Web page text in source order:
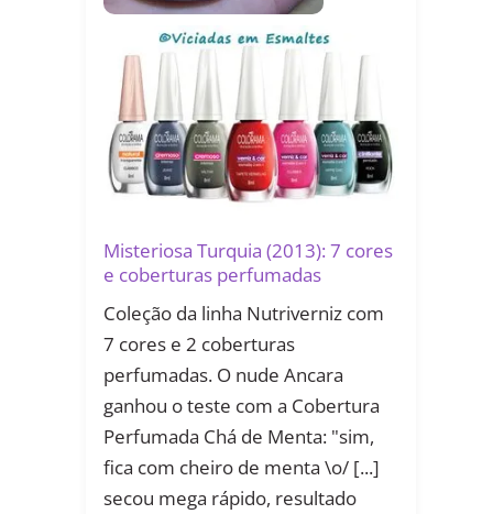
Misteriosa Turquia (2013): 7 cores
e coberturas perfumadas
Coleção da linha Nutriverniz com
7 cores e 2 coberturas
perfumadas. O nude Ancara
ganhou o teste com a Cobertura
Perfumada Chá de Menta: "sim,
fica com cheiro de menta \o/ [...]
secou mega rápido, resultado